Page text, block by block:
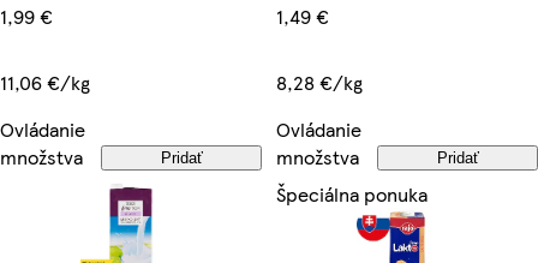
1,99 €
11,06 €/kg
Ovládanie
množstva
Pridať
1,49 €
8,28 €/kg
Ovládanie
množstva
Pridať
Špeciálna ponuka